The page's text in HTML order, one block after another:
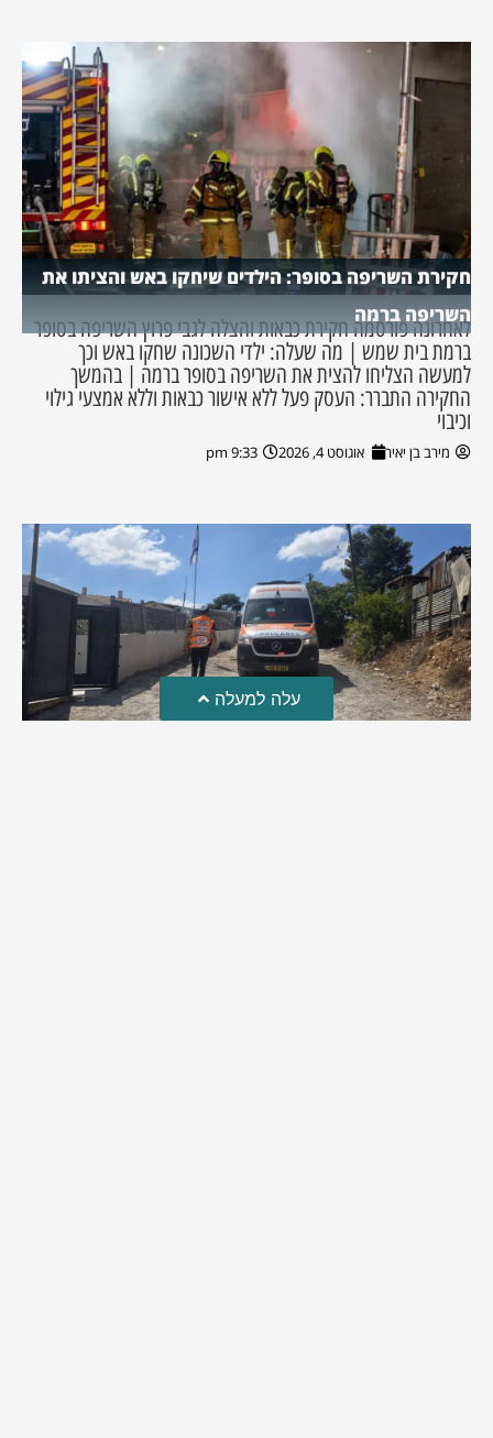
חקירת השריפה בסופר: הילדים שיחקו באש והציתו את
השריפה ברמה
לאחרונה פורסמה חקירת כבאות והצלה לגבי פרוץ השריפה בסופר
ברמת בית שמש | מה שעלה: ילדי השכונה שחקו באש וכך
למעשה הצליחו להצית את השריפה בסופר ברמה | בהמשך
החקירה התברר: העסק פעל ללא אישור כבאות וללא אמצעי גילוי
וכיבוי
מירב בן יאיר אוגוסט 4, 2026 9:33 pm
עלה למעלה